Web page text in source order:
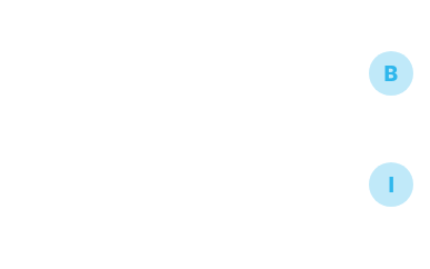
B
I